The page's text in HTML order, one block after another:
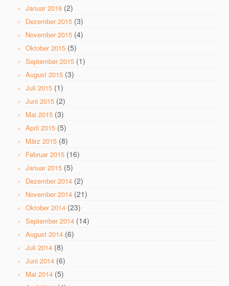
Januar 2016 (2)
Dezember 2015 (3)
November 2015 (4)
Oktober 2015 (5)
September 2015 (1)
August 2015 (3)
Juli 2015 (1)
Juni 2015 (2)
Mai 2015 (3)
April 2015 (5)
März 2015 (8)
Februar 2015 (16)
Januar 2015 (5)
Dezember 2014 (2)
November 2014 (21)
Oktober 2014 (23)
September 2014 (14)
August 2014 (6)
Juli 2014 (8)
Juni 2014 (6)
Mai 2014 (5)